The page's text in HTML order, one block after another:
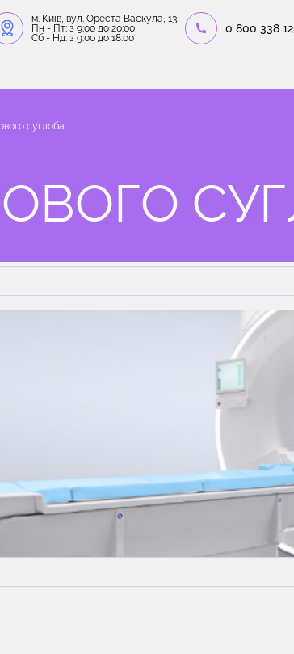
м. Київ, вул. Ореста Васкула, 13
Пн - Пт: з 9:00 до 20:00
Сб - Нд: з 9:00 до 18:00
0 800 338
суглоба